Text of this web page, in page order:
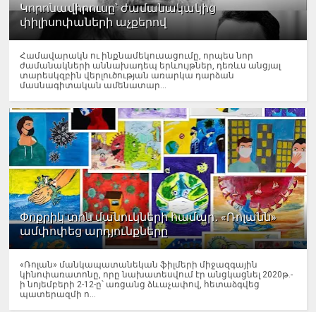
Կորոնավիրուսը՝ ժամանակակից
փիլիսոփաների աչքերով
Համավարակն ու ինքնամեկուսացումը, որպես նոր
ժամանակների աննախադեպ երևույթներ, դեռևս անցյալ
տարեսկզբին վերլուծության առարկա դարձան
մասնագիտական ամենատար...
Փոքրիկ տոն մանուկների համար․ «Ռոլանն»
ամփոփեց արդյունքները
«Ռոլան» մանկապատանեկան ֆիլմերի միջազգային
կինոփառատոնը, որը նախատեսվում էր անցկացնել 2020թ.-
ի նոյեմբերի 2-12-ը՝ առցանց ձևաչափով, հետաձգվեց
պատերազմի ո...